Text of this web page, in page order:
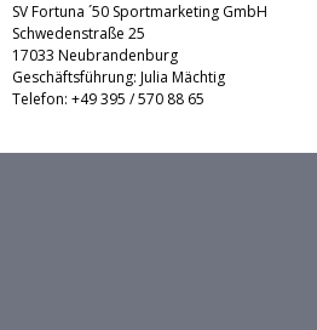
SV Fortuna ´50 Sportmarketing GmbH
Schwedenstraße 25
17033 Neubrandenburg
Geschäftsführung: Julia Mächtig
Telefon: +49 395 / 570 88 65